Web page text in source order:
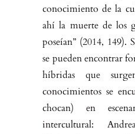
conocimiento de la
ahí la muerte de los
poseían” (2014, 149).
se pueden encontrar
híbridas que
conocimientos se
chocan) en
intercultural: